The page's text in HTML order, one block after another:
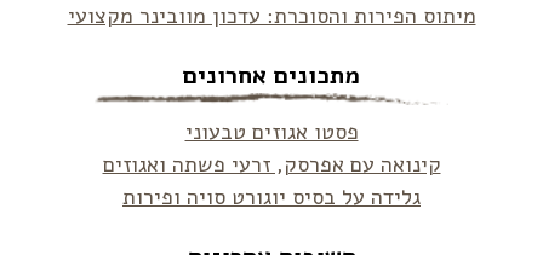
מיתוס הפירות והסוכרת: עדכון מוובינר מקצועי
מתכונים אחרונים
פסטו אגוזים טבעוני
קינואה עם אפרסק, זרעי פשתה ואגוזים
גלידה על בסיס יוגורט סויה ופירות